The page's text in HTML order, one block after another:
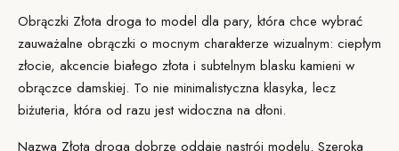
Obrączki Złota droga to model dla pary, która chce wybrać
zauważalne obrączki o mocnym charakterze wizualnym: ciepłym
złocie, akcencie białego złota i subtelnym blasku kamieni w
obrączce damskiej. To nie minimalistyczna klasyka, lecz
biżuteria, która od razu jest widoczna na dłoni.
Nazwa Złota droga dobrze oddaje nastrój modelu. Szeroka